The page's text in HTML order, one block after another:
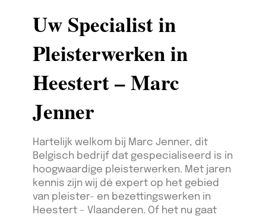
Uw Specialist in
Pleisterwerken in
Heestert – Marc
Jenner
Hartelijk welkom bij Marc Jenner, dit
Belgisch bedrijf dat gespecialiseerd is in
hoogwaardige pleisterwerken. Met jaren
kennis zijn wij dé expert op het gebied
van pleister- en bezettingswerken in
Heestert – Vlaanderen. Of het nu gaat